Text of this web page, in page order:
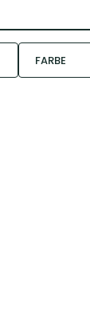
FARBE